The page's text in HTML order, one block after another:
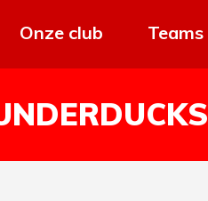
Onze club Teams